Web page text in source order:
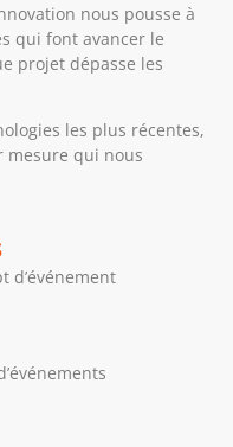
nous pousse à
qui font avancer le
projet dépasse les
les plus récentes,
mesure qui nous
d’événement